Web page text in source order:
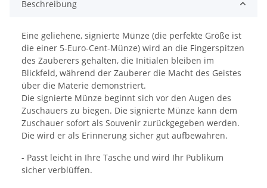
Beschreibung
Eine geliehene, signierte Münze (die perfekte Größe ist
die einer 5-Euro-Cent-Münze) wird an die Fingerspitzen
des Zauberers gehalten, die Initialen bleiben im
Blickfeld, während der Zauberer die Macht des Geistes
über die Materie demonstriert.
Die signierte Münze beginnt sich vor den Augen des
Zuschauers zu biegen. Die signierte Münze kann dem
Zuschauer sofort als Souvenir zurückgegeben werden.
Die wird er als Erinnerung sicher gut aufbewahren.
- Passt leicht in Ihre Tasche und wird Ihr Publikum
sicher verblüffen.